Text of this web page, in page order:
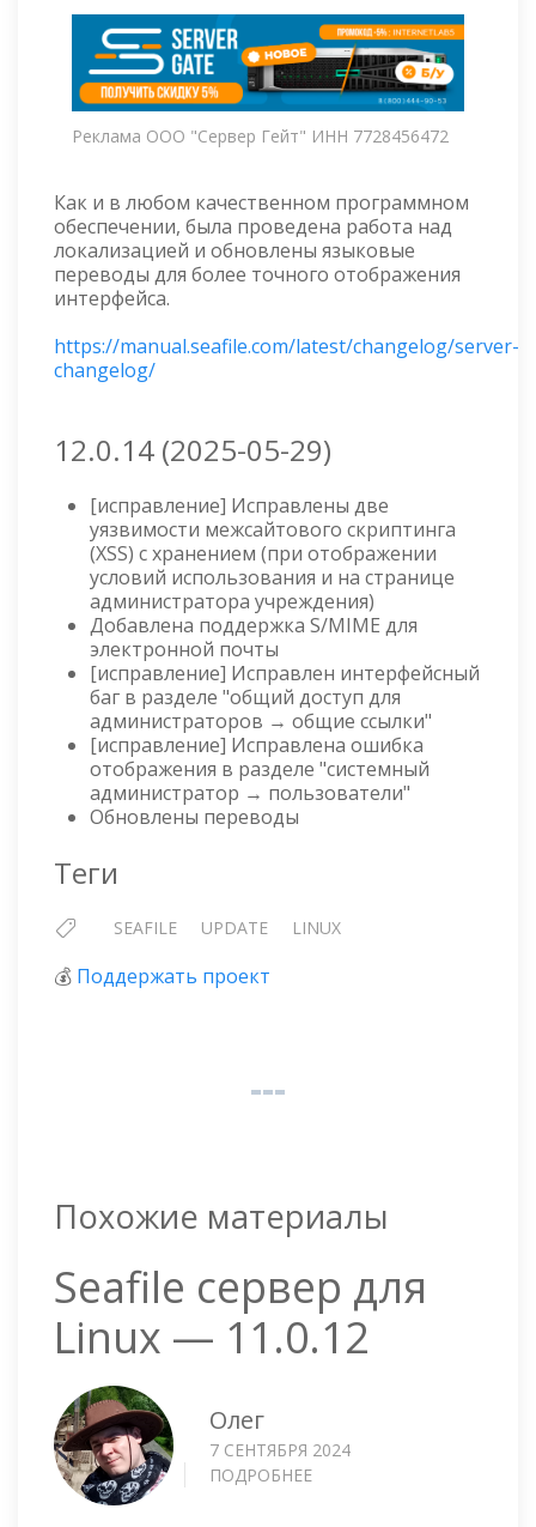
Реклама ООО "Сервер Гейт" ИНН 7728456472
Как и в любом качественном программном
обеспечении, была проведена работа над
локализацией и обновлены языковые
переводы для более точного отображения
интерфейса.
https://manual.seafile.com/latest/changelog/server-
changelog/
12.0.14 (2025-05-29)
[исправление] Исправлены две
уязвимости межсайтового скриптинга
(XSS) с хранением (при отображении
условий использования и на странице
администратора учреждения)
Добавлена поддержка S/MIME для
электронной почты
[исправление] Исправлен интерфейсный
баг в разделе "общий доступ для
администраторов → общие ссылки"
[исправление] Исправлена ошибка
отображения в разделе "системный
администратор → пользователи"
Обновлены переводы
Теги
SEAFILE UPDATE LINUX
💰 Поддержать проект
Похожие материалы
Seafile сервер для
Linux — 11.0.12
Олег
7 СЕНТЯБРЯ 2024
ПОДРОБНЕЕ